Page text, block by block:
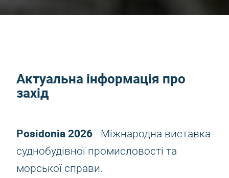
Актуальна інформація про
захід
Posidonia 2026 - Міжнародна виставка
суднобудівної промисловості та
морської справи.